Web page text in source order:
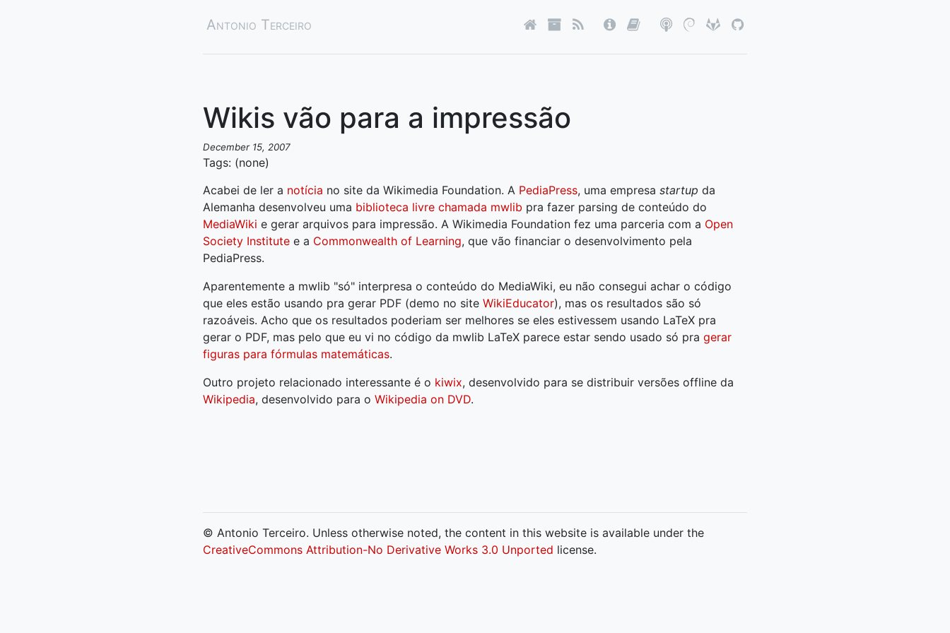
Antonio Terceiro
Wikis vão para a impressão
December 15, 2007
Tags: (none)
Acabei de ler a notícia no site da Wikimedia Foundation. A PediaPress, uma empresa startup da
Alemanha desenvolveu uma biblioteca livre chamada mwlib pra fazer parsing de conteúdo do
MediaWiki e gerar arquivos para impressão. A Wikimedia Foundation fez uma parceria com a Open
Society Institute e a Commonwealth of Learning, que vão financiar o desenvolvimento pela
PediaPress.
Aparentemente a mwlib "só" interpresa o conteúdo do MediaWiki, eu não consegui achar o código
que eles estão usando pra gerar PDF (demo no site WikiEducator), mas os resultados são só
razoáveis. Acho que os resultados poderiam ser melhores se eles estivessem usando LaTeX pra
gerar o PDF, mas pelo que eu vi no código da mwlib LaTeX parece estar sendo usado só pra gerar
figuras para fórmulas matemáticas.
Outro projeto relacionado interessante é o kiwix, desenvolvido para se distribuir versões offline da
Wikipedia, desenvolvido para o Wikipedia on DVD.
© Antonio Terceiro. Unless otherwise noted, the content in this website is available under the
CreativeCommons Attribution-No Derivative Works 3.0 Unported license.